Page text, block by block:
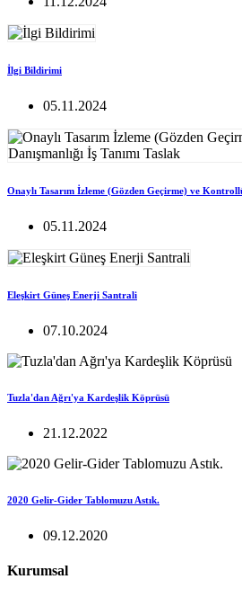
İlgi Bildirimi
05.11.2024
Onaylı Tasarım İzleme (Gözden Geçirme) ve
05.11.2024
Eleşkirt Güneş Enerji Santrali
07.10.2024
Tuzla'dan Ağrı'ya Kardeşlik Köprüsü
21.12.2022
2020 Gelir-Gider Tablomuzu Astık.
09.12.2020
Kurumsal